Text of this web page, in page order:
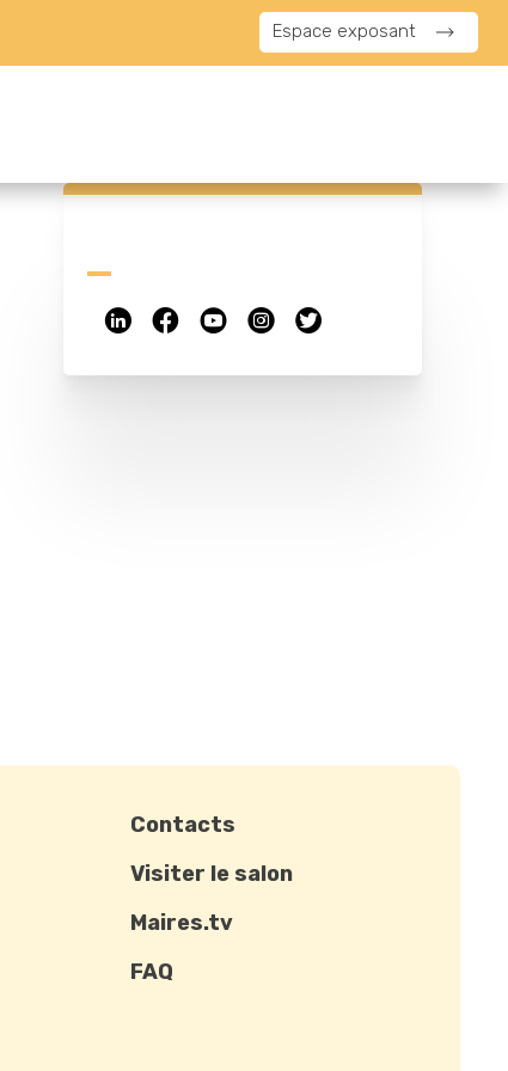
Espace exposant
Contacts
Visiter le salon
Maires.tv
FAQ